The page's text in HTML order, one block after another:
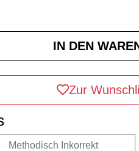
Zur
Methodisch Inkorrekt